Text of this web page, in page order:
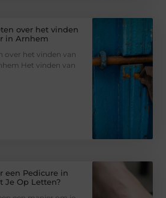
over het vinden
in Arnhem
over het vinden van
Het vinden van
een Pedicure in
Je Op Letten?